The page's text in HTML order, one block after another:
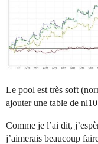
Le pool est très soft
ajouter une table de
Comme je l’ai dit,
j’aimerais beaucoup